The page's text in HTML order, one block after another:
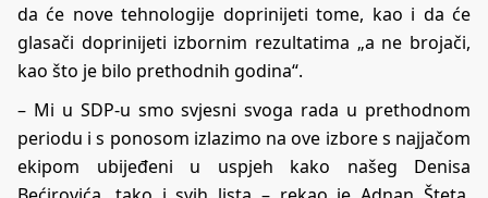
da će nove tehnologije doprinijeti tome, kao i da će
glasači doprinijeti izbornim rezultatima „a ne brojači,
kao što je bilo prethodnih godina“.
– Mi u SDP-u smo svjesni svoga rada u prethodnom
periodu i s ponosom izlazimo na ove izbore s najjačom
ekipom ubijeđeni u uspjeh kako našeg Denisa